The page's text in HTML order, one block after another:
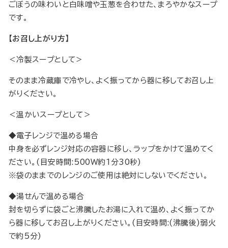
ごぼうの味わいと白味噌や玉葱を合わせた、まろやかなスープ
です。
【お召し上がり方】
＜冷製スープとして＞
そのまま冷蔵庫で冷やし、よく振ってから器に移してお召し上
がりください。
＜温かいスープとして＞
◆電子レンジで温める場合
中身を必ずレンジ対応の容器に移し、ラップをかけて温めてく
ださい。(目安時間:500W約1分30秒)
※袋のままでのレンジのご使用は絶対にしないでください。
◆湯せんで温める場合
封を切らずに袋ごと沸騰したお湯に入れて温め、よく振ってか
ら器に移してお召し上がりください。(目安時間:(沸騰後)弱火
で約5分)